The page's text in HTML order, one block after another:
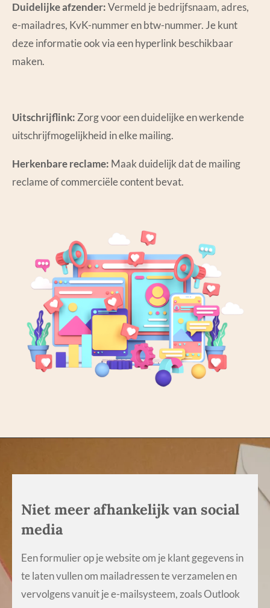
Duidelijke afzender: Vermeld je bedrijfsnaam, adres,
e-mailadres, KvK-nummer en btw-nummer. Je kunt
deze informatie ook via een hyperlink beschikbaar
maken.
Uitschrijflink: Zorg voor een duidelijke en werkende
uitschrijfmogelijkheid in elke mailing.
Herkenbare reclame: Maak duidelijk dat de mailing
reclame of commerciële content bevat.
Niet meer afhankelijk van social
media
Een formulier op je website om je klant gegevens in
te laten vullen om mailadressen te verzamelen en
vervolgens vanuit je e-mailsysteem, zoals Outlook